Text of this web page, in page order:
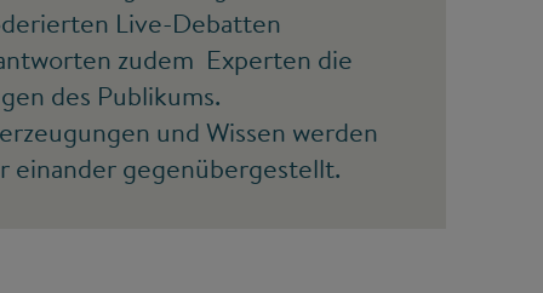
Live-Debatten
zudem Experten die
des Publikums.
und Wissen werden
einander gegenübergestellt.